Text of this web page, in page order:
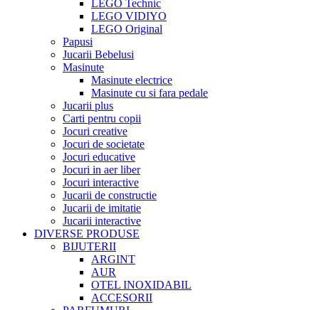
LEGO Technic
LEGO VIDIYO
LEGO Original
Papusi
Jucarii Bebelusi
Masinute
Masinute electrice
Masinute cu si fara pedale
Jucarii plus
Carti pentru copii
Jocuri creative
Jocuri de societate
Jocuri educative
Jocuri in aer liber
Jocuri interactive
Jucarii de constructie
Jucarii de imitatie
Jucarii interactive
DIVERSE PRODUSE
BIJUTERII
ARGINT
AUR
OTEL INOXIDABIL
ACCESORII